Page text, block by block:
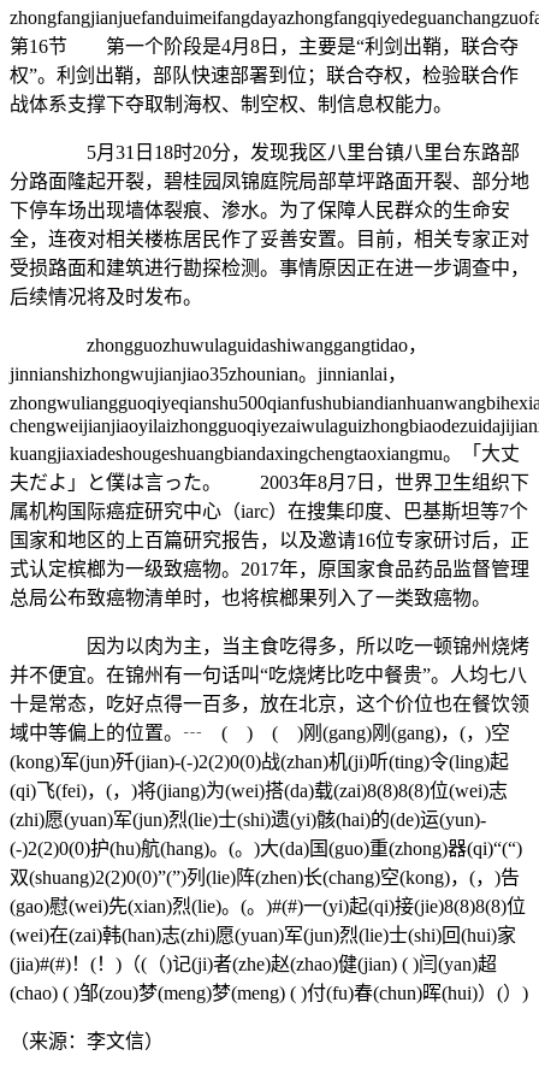
第16节 第一个阶段是4月8日，主要是“利剑出鞘，联合夺
权”。利剑出鞘，部队快速部署到位；联合夺权，检验联合作
战体系支撑下夺取制海权、制空权、制信息权能力。
5月31日18时20分，发现我区八里台镇八里台东路部
分路面隆起开裂，碧桂园凤锦庭院局部草坪路面开裂、部分地
下停车场出现墙体裂痕、渗水。为了保障人民群众的生命安
全，连夜对相关楼栋居民作了妥善安置。目前，相关专家正对
受损路面和建筑进行勘探检测。事情原因正在进一步调查中，
后续情况将及时发布。
zhongguozhuwulaguidashiwanggangtidao，
jinnianshizhongwujianjiao35zhounian。jinnianlai，
kuangjiaxiadeshougeshuangbiandaxingchengtaoxiangmu。「大丈
夫だよ」と僕は言った。 2003年8月7日，世界卫生组织下
属机构国际癌症研究中心（iarc）在搜集印度、巴基斯坦等7个
国家和地区的上百篇研究报告，以及邀请16位专家研讨后，正
式认定槟榔为一级致癌物。2017年，原国家食品药品监督管理
总局公布致癌物清单时，也将槟榔果列入了一类致癌物。
因为以肉为主，当主食吃得多，所以吃一顿锦州烧烤
并不便宜。在锦州有一句话叫“吃烧烤比吃中餐贵”。人均七八
十是常态，吃好点得一百多，放在北京，这个价位也在餐饮领
域中等偏上的位置。┄ ( ) ( )刚(gang)刚(gang)，(，)空
(kong)军(jun)歼(jian)-(-)2(2)0(0)战(zhan)机(ji)听(ting)令(ling)起
(qi)飞(fei)，(，)将(jiang)为(wei)搭(da)载(zai)8(8)8(8)位(wei)志
(zhi)愿(yuan)军(jun)烈(lie)士(shi)遗(yi)骸(hai)的(de)运(yun)-
(-)2(2)0(0)护(hu)航(hang)。(。)大(da)国(guo)重(zhong)器(qi)“(“)
双(shuang)2(2)0(0)”(”)列(lie)阵(zhen)长(chang)空(kong)，(，)告
(gao)慰(wei)先(xian)烈(lie)。(。)#(#)一(yi)起(qi)接(jie)8(8)8(8)位
(wei)在(zai)韩(han)志(zhi)愿(yuan)军(jun)烈(lie)士(shi)回(hui)家
(jia)#(#)！(！)（(（)记(ji)者(zhe)赵(zhao)健(jian) ( )闫(yan)超
(chao) ( )邹(zou)梦(meng)梦(meng) ( )付(fu)春(chun)晖(hui)）(）)
（来源：李文信）